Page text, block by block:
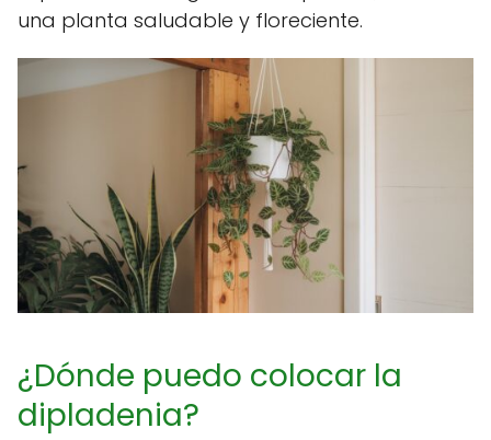
una planta saludable y floreciente.
¿Dónde puedo colocar la
dipladenia?